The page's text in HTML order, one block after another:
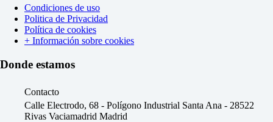
Condiciones de uso
Politica de Privacidad
Política de cookies
+ Información sobre cookies
Donde estamos
Contacto
Calle Electrodo, 68 - Polígono Industrial Santa Ana - 28522
Rivas Vaciamadrid Madrid